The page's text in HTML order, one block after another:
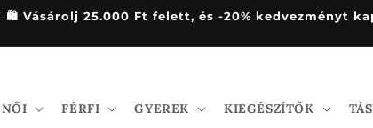
🛍️ Vásárolj 25.000 Ft felett, és -20% kedvezményt
NŐI FÉRFI GYEREK KIEGÉSZÍTŐK